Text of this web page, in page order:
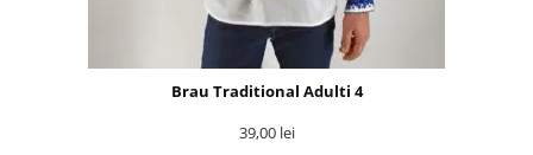
Brau Traditional Adulti 4
39,00 lei